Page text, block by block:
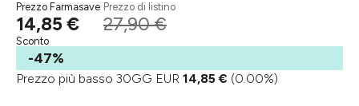
Prezzo Farmasave
14,85 €
Prezzo di listino
27,90 €
Sconto
-47%
Prezzo più basso 30GG EUR 14,85 € (0.00%)